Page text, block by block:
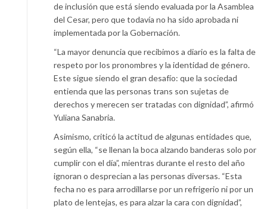
de inclusión que está siendo evaluada por la Asamblea
del Cesar, pero que todavía no ha sido aprobada ni
implementada por la Gobernación.
“La mayor denuncia que recibimos a diario es la falta de
respeto por los pronombres y la identidad de género.
Este sigue siendo el gran desafío: que la sociedad
entienda que las personas trans son sujetas de
derechos y merecen ser tratadas con dignidad”, afirmó
Yuliana Sanabria.
Asimismo, criticó la actitud de algunas entidades que,
según ella, “se llenan la boca alzando banderas solo por
cumplir con el día”, mientras durante el resto del año
ignoran o desprecian a las personas diversas. “Esta
fecha no es para arrodillarse por un refrigerio ni por un
plato de lentejas, es para alzar la cara con dignidad”,